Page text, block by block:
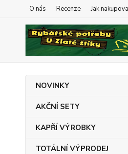
O nás Recenze Jak
NOVINKY
AKČNÍ SETY
KAPŘÍ VÝROBKY
TOTÁLNÍ VÝPRODEJ